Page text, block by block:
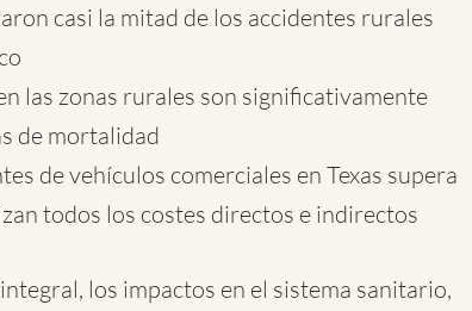
casi la mitad de los accidentes rurales
las zonas rurales son significativamente
de mortalidad
de vehículos comerciales en Texas supera
todos los costes directos e indirectos
los impactos en el sistema sanitario,